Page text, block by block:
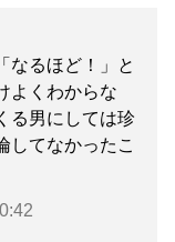
なるほど！」と
よくわからな
る男にしては珍
してなかったこ